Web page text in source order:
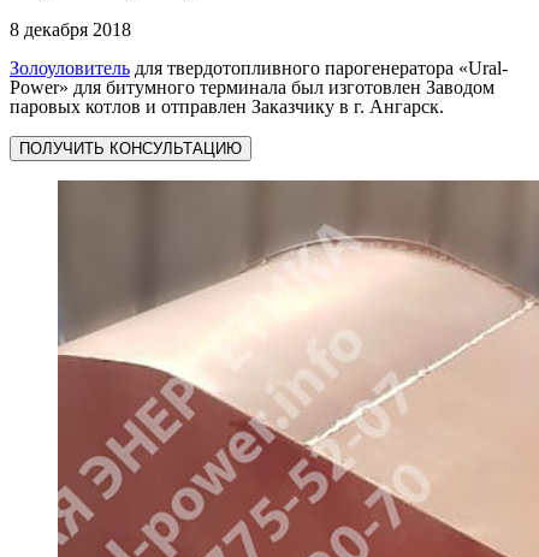
8 декабря 2018
Золоуловитель для твердотопливного парогенератора «Ural-
Power» для битумного терминала был изготовлен Заводом
паровых котлов и отправлен Заказчику в г. Ангарск.
ПОЛУЧИТЬ КОНСУЛЬТАЦИЮ